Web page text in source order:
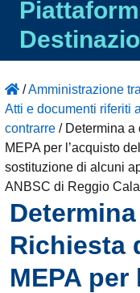
/Amministrazione
Atti e documenti riferiti
contrarre / Determina a
MEPA per l’acquisto
sostituzione di alcuni
ANBSC di Reggio
Richiesta
MEPA